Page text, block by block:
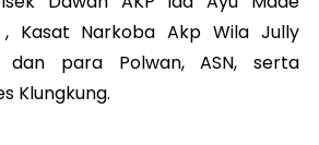
, Kasat Narkoba Akp Wila Jully
dan para Polwan, ASN, serta
Klungkung.